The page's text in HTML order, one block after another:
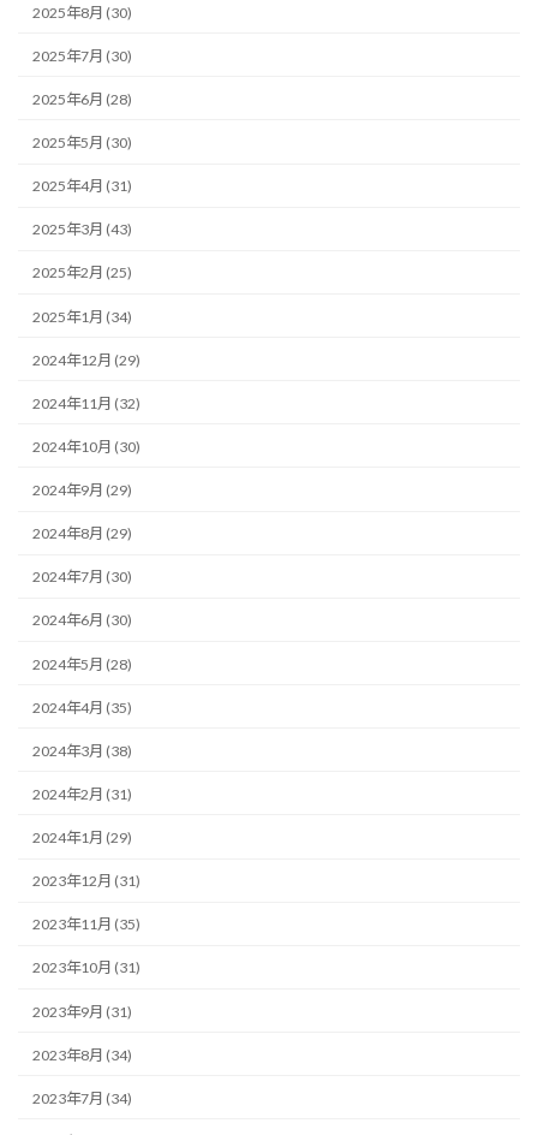
2025年8月 (30)
2025年7月 (30)
2025年6月 (28)
2025年5月 (30)
2025年4月 (31)
2025年3月 (43)
2025年2月 (25)
2025年1月 (34)
2024年12月 (29)
2024年11月 (32)
2024年10月 (30)
2024年9月 (29)
2024年8月 (29)
2024年7月 (30)
2024年6月 (30)
2024年5月 (28)
2024年4月 (35)
2024年3月 (38)
2024年2月 (31)
2024年1月 (29)
2023年12月 (31)
2023年11月 (35)
2023年10月 (31)
2023年9月 (31)
2023年8月 (34)
2023年7月 (34)